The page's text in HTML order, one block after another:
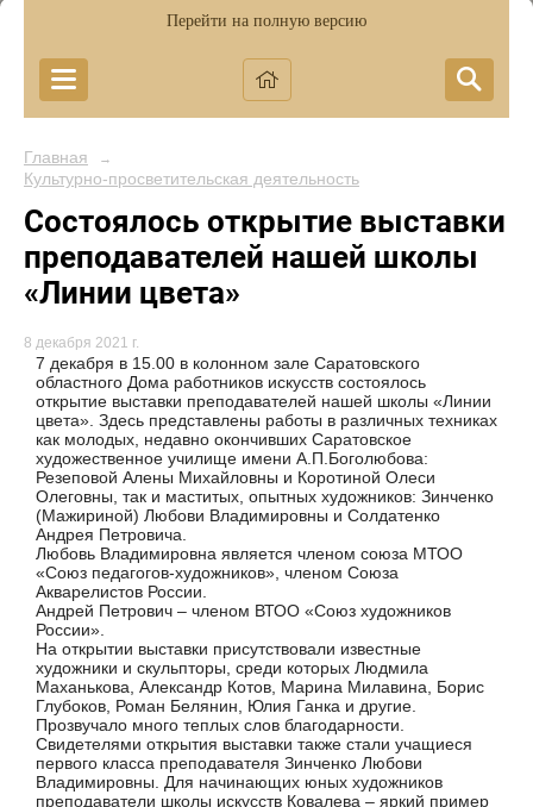
Перейти на полную версию
Главная →
Культурно-просветительская деятельность
Cостоялось открытие выставки
преподавателей нашей школы
«Линии цвета»
8 декабря 2021 г.
7 декабря в 15.00 в колонном зале Саратовского
областного Дома работников искусств состоялось
открытие выставки преподавателей нашей школы «Линии
цвета». Здесь представлены работы в различных техниках
как молодых, недавно окончивших Саратовское
художественное училище имени А.П.Боголюбова:
Резеповой Алены Михайловны и Коротиной Олеси
Олеговны, так и маститых, опытных художников: Зинченко
(Мажириной) Любови Владимировны и Солдатенко
Андрея Петровича.
Любовь Владимировна является членом союза МТОО
«Союз педагогов-художников», членом Союза
Акварелистов России.
Андрей Петрович – членом ВТОО «Союз художников
России».
На открытии выставки присутствовали известные
художники и скульпторы, среди которых Людмила
Маханькова, Александр Котов, Марина Милавина, Борис
Глубоков, Роман Белянин, Юлия Ганка и другие.
Прозвучало много теплых слов благодарности.
Свидетелями открытия выставки также стали учащиеся
первого класса преподавателя Зинченко Любови
Владимировны. Для начинающих юных художников
преподаватели школы искусств Ковалева – яркий пример